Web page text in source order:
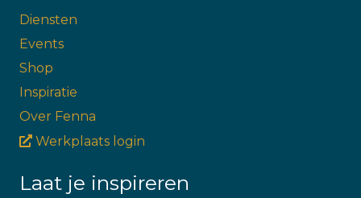
Diensten
Events
Shop
Inspiratie
Over Fenna
Werkplaats login
Laat je inspireren